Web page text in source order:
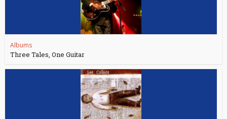
Albums
Three Tales, One Guitar